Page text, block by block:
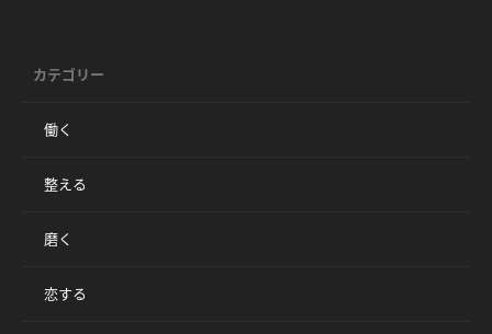
カテゴリー
働く
整える
磨く
恋する